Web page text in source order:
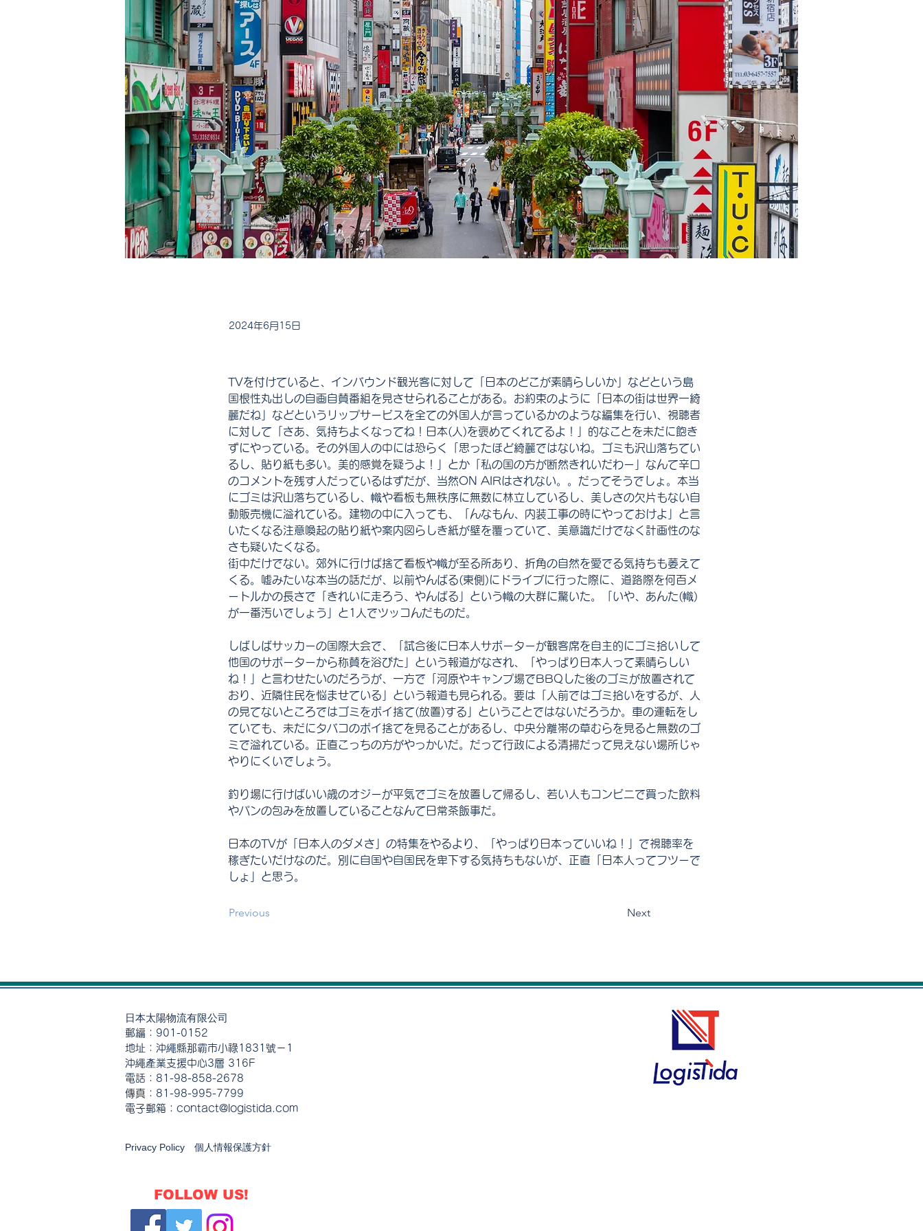
2024年6月15日
TVを付けていると、インバウンド観光客に対して「日本のどこが素晴らしいか」などという島
国根性丸出しの自画自賛番組を見させられることがある。お約束のように「日本の街は世界一綺
麗だね」などというリップサービスを全ての外国人が言っているかのような編集を行い、視聴者
に対して「さあ、気持ちよくなってね！日本(人)を褒めてくれてるよ！」的なことを未だに飽き
ずにやっている。その外国人の中には恐らく「思ったほど綺麗ではないね。ゴミも沢山落ちてい
るし、貼り紙も多い。美的感覚を疑うよ！」とか「私の国の方が断然きれいだわー」なんて辛口
のコメントを残す人だっているはずだが、当然ON AIRはされない。。だってそうでしょ。本当
にゴミは沢山落ちているし、幟や看板も無秩序に無数に林立しているし、美しさの欠片もない自
動販売機に溢れている。建物の中に入っても、「んなもん、内装工事の時にやっておけよ」と言
いたくなる注意喚起の貼り紙や案内図らしき紙が壁を覆っていて、美意識だけでなく計画性のな
さも疑いたくなる。
街中だけでない。郊外に行けば捨て看板や幟が至る所あり、折角の自然を愛でる気持ちも萎えて
くる。嘘みたいな本当の話だが、以前やんばる(東側)にドライブに行った際に、道路際を何百メ
ートルかの長さで「きれいに走ろう、やんばる」という幟の大群に驚いた。「いや、あんた(幟)
が一番汚いでしょう」と1人でツッコんだものだ。
しばしばサッカーの国際大会で、「試合後に日本人サポーターが観客席を自主的にゴミ拾いして
他国のサポーターから称賛を浴びた」という報道がなされ、「やっぱり日本人って素晴らしい
ね！」と言わせたいのだろうが、一方で「河原やキャンプ場でBBQした後のゴミが放置されて
おり、近隣住民を悩ませている」という報道も見られる。要は「人前ではゴミ拾いをするが、人
の見てないところではゴミをポイ捨て(放置)する」ということではないだろうか。車の運転をし
ていても、未だにタバコのポイ捨てを見ることがあるし、中央分離帯の草むらを見ると無数のゴ
ミで溢れている。正直こっちの方がやっかいだ。だって行政による清掃だって見えない場所じゃ
やりにくいでしょう。
釣り場に行けばいい歳のオジーが平気でゴミを放置して帰るし、若い人もコンビニで買った飲料
やパンの包みを放置していることなんて日常茶飯事だ。
日本のTVが「日本人のダメさ」の特集をやるより、「やっぱり日本っていいね！」で視聴率を
稼ぎたいだけなのだ。別に自国や自国民を卑下する気持ちもないが、正直「日本人ってフツーで
しょ」と思う。
Previous Next
日本太陽物流有限公司
郵編：901-0152
地址：沖繩縣那霸市小祿1831號－1
沖繩產業支援中心3層 316F
電話：81-98-858-2678
傳真：81-98-995-7799
電子郵箱：contact@logistida.com
Privacy Policy 個人情報保護方針
FOLLOW US!